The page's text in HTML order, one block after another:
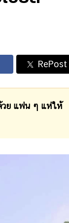
ย แฟน ๆ แห่ให้